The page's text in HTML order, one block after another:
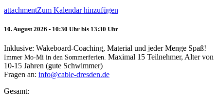
attachmentZum Kalendar hinzufügen
10. August 2026 - 10:30 Uhr bis 13:30 Uhr
Inklusive: Wakeboard-Coaching, Material und jeder Menge Spaß!
Immer Mo-Mi in den Sommerferien. Maximal 15 Teilnehmer, Alter von
10-15 Jahren (gute Schwimmer)
Fragen an: info@cable-dresden.de
Gesamt: